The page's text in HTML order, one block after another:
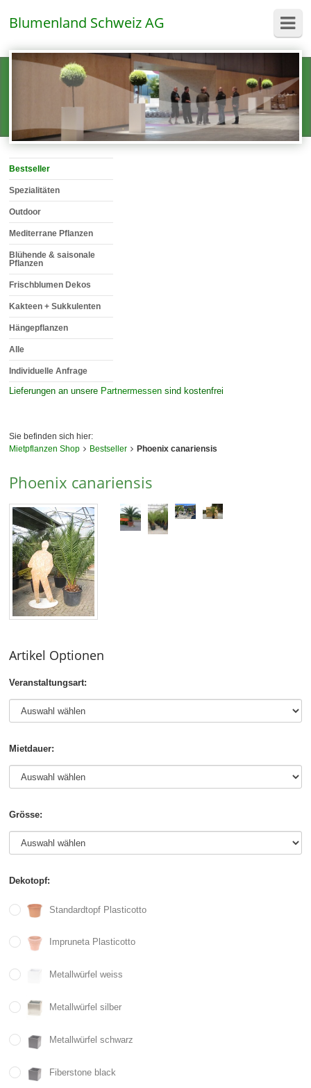
Blumenland Schweiz AG
Bestseller
Spezialitäten
Outdoor
Mediterrane Pflanzen
Blühende & saisonale
Pflanzen
Frischblumen Dekos
Kakteen + Sukkulenten
Hängepflanzen
Alle
Individuelle Anfrage
Lieferungen an unsere Partnermessen sind kostenfrei
Sie befinden sich hier:
Mietpflanzen Shop
Bestseller Phoenix canariensis
Phoenix canariensis
Artikel Optionen
Veranstaltungsart:
Mietdauer:
Grösse:
Dekotopf:
Standardtopf Plasticotto
Impruneta Plasticotto
Metallwürfel weiss
Metallwürfel silber
Metallwürfel schwarz
Fiberstone black